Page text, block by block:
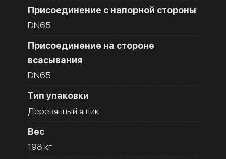
Присоединение с напорной стороны
DN65
Присоединение на стороне
всасывания
DN65
Тип упаковки
Деревянный ящик
Вес
198 кг